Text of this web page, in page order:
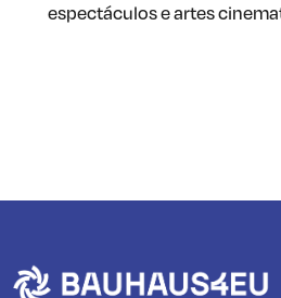
espectáculos e artes